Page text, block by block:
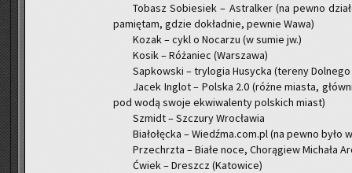
To­basz So­bie­siek – Astral­ker (na pewno
pa­mię­tam, gdzie do­kład­nie, pew­nie Wawa)
Kozak – cykl o No­ca­rzu (w sumie jw.)
Kosik – Ró­ża­niec (War­sza­wa)
Sap­kow­ski – try­lo­gia Hu­syc­ka (te­re­ny Dol­ne­go
Jacek In­glot – Pol­ska 2.0 (różne mia­sta,
pod wodą swoje ekwi­wa­len­ty pol­skich miast)
Szmidt – Szczu­ry Wro­cła­wia
Bia­ło­łęc­ka – Wiedź­ma.com.pl (na pewno
Prze­chrzta – Białe noce, Cho­rą­giew Mi­cha­ła
Ćwiek – Dreszcz (Ka­to­wi­ce)